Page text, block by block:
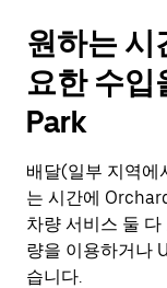
캘
린
더
를
닫
려
면
Esc
키
를
원하는 시
요한 수
Park
배달(일부 지역에
는 시간에
차량 서비스 둘
량을 이용하거나
습니다.